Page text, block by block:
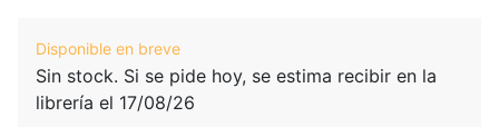
Disponible en breve
Sin stock. Si se pide hoy, se estima recibir en la
librería el 17/08/26